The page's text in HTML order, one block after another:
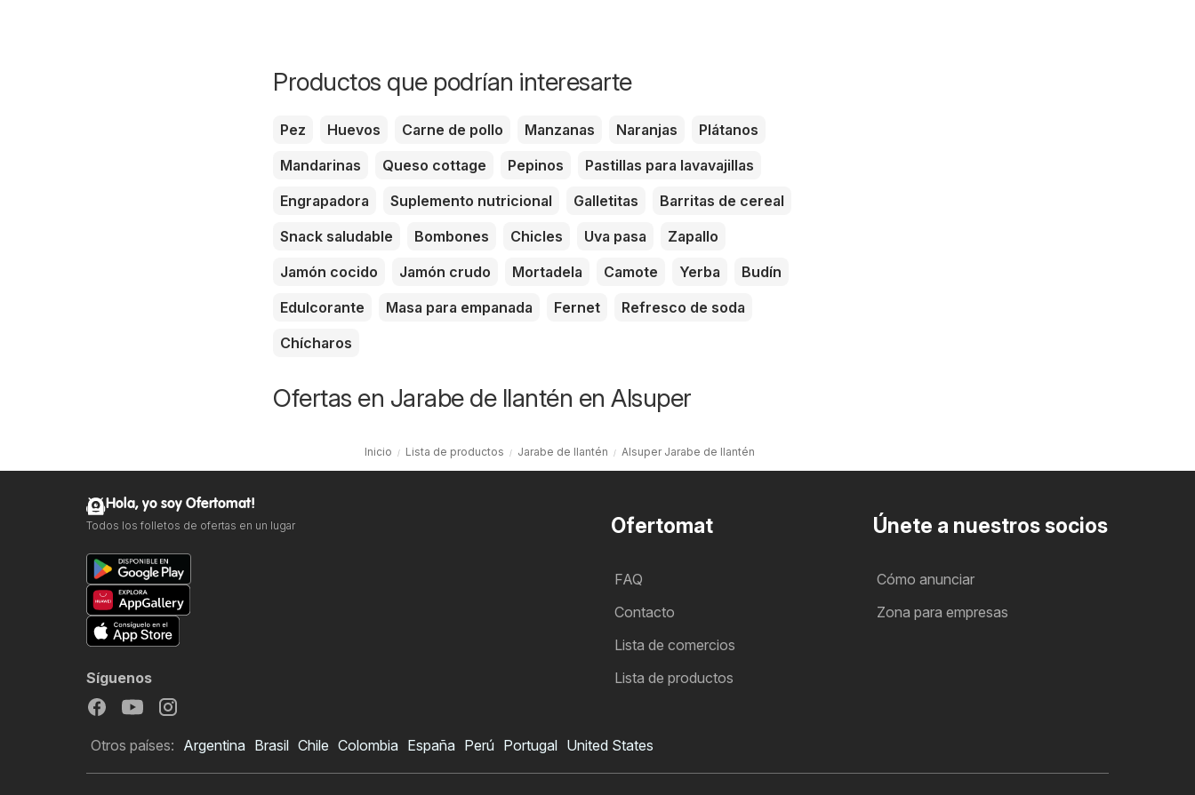
Productos que podrían interesarte
Pez Huevos Carne de pollo Manzanas Naranjas
Plátanos
Mandarinas
Queso cottage Pepinos
Pastillas para lavavajillas
Engrapadora
Suplemento nutricional Galletitas
Barritas de cereal
Snack saludable
Bombones Chicles Uva pasa
Zapallo
Jamón cocido
Jamón crudo Mortadela Camote Yerba
Budín
Edulcorante
Masa para empanada Fernet
Refresco de soda
Chícharos
Ofertas en Jarabe de llantén en Alsuper
Inicio Lista de productos Jarabe de llantén Alsuper Jarabe de llantén
Ofertomat
FAQ
Contacto
Lista de comercios
Lista de productos
Únete a nuestros socios
Cómo anunciar
Zona para empresas
Hola, yo soy Ofertomat!
Todos los folletos de ofertas en un lugar
Síguenos
Otros países: Argentina Brasil Chile Colombia España Perú Portugal United States